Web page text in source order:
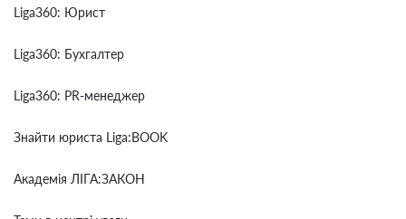
Liga360: Юрист
Liga360: Бухгалтер
Liga360: PR-менеджер
Знайти юриста Liga:BOOK
Академія ЛІГА:ЗАКОН